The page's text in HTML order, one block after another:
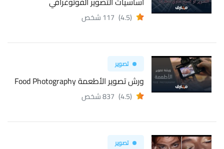
(4.5) 117 شخص
تصوير
ورش تصوير الأطعمة Food Photography
(4.5) 837 شخص
تصوير